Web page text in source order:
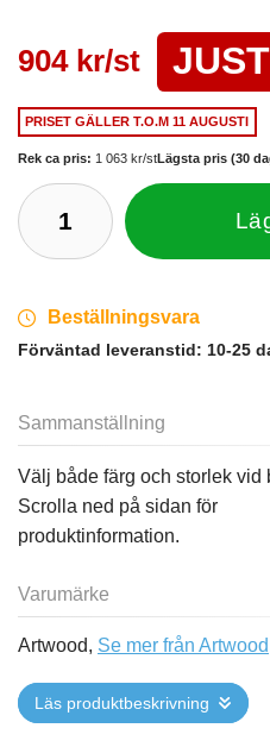
904 kr/st
PRISET GÄLLERT.O.M 11 AUGUSTI
Rek ca pris: 1 063 kr/stLägsta pris (30
Beställningsvara
Förväntad leveranstid: 10-25
Sammanställning
Välj både färg och storlek vid
Scrolla ned på sidan för
produktinformation.
Varumärke
Artwood, Se mer från Artwood
Läs produktbeskrivning